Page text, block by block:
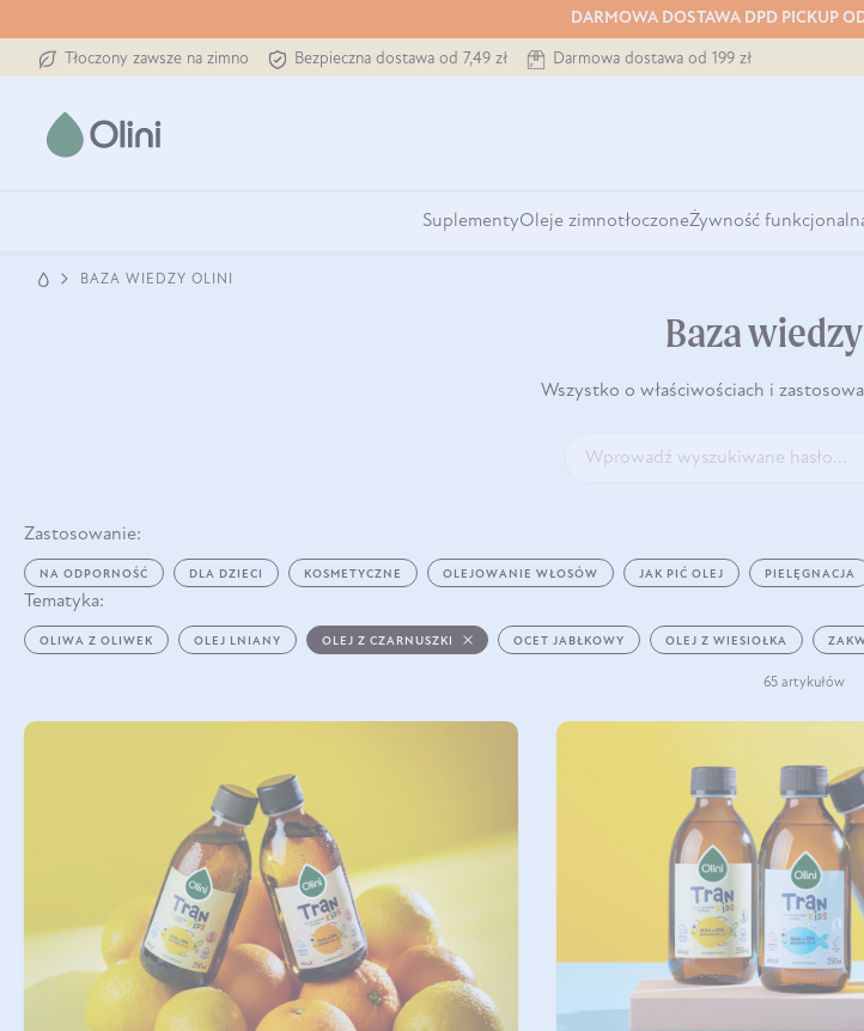
DARMOWA DOSTAWA DPD PICKUP
Tłoczony zawsze na zimno Bezpieczna dostawa od 7,49 zł Darmowa dostawa od 199 zł
SuplementyOleje zimnotłoczoneŻywność
BAZA WIEDZY OLINI
Baza
Wszystko o właściwościach i
Zastosowanie:
NA ODPORNOŚĆ DLA DZIECI KOSMETYCZNE OLEJOWANIE WŁOSÓW JAK PIĆ OLEJ PIELĘGNACJA
Tematyka:
OLIWA Z OLIWEK OLEJ LNIANY OLEJ Z CZARNUSZKI OCET JABŁKOWY OLEJ Z WIESIOŁKA
65 artykułów